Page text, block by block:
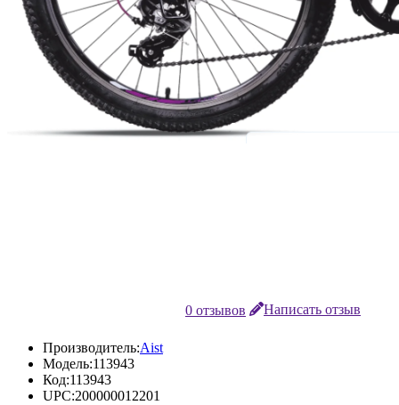
0 отзывов Написать отзыв
Производитель:Aist
Модель:113943
Код:113943
UPC:200000012201